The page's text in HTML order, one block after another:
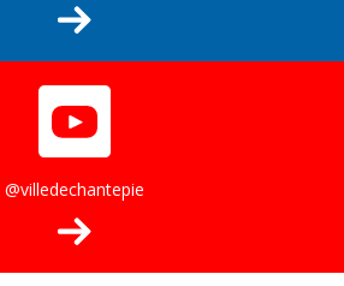
@villedechantepie